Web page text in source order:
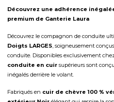
Découvrez une adhérence
premium de Ganterie Laura
Découvrez le compagnon de conduite
Doigts LARGES, soigneusement
conduite. Disponibles exclusivement
conduite en cuir supérieurs sont
inégalés derrière le volant.
Fabriqués en cuir de chèvre 100 %